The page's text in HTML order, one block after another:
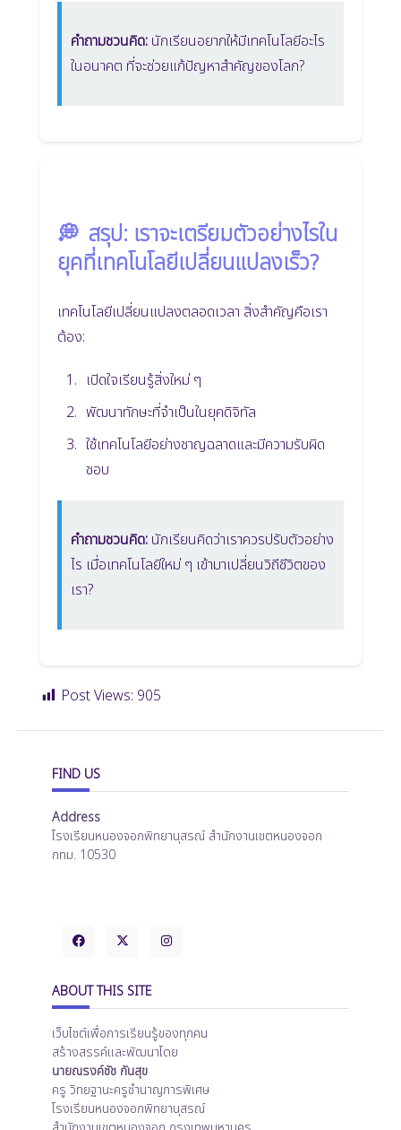
คำถามชวนคิด: นักเรียนอยากให้มีเทคโนโลยีอะไร
ในอนาคต ที่จะช่วยแก้ปัญหาสำคัญของโลก?
💭 สรุป: เราจะเตรียมตัวอย่างไรใน
ยุคที่เทคโนโลยีเปลี่ยนแปลงเร็ว?
เทคโนโลยีเปลี่ยนแปลงตลอดเวลา สิ่งสำคัญคือเรา
ต้อง:
เปิดใจเรียนรู้สิ่งใหม่ ๆ
พัฒนาทักษะที่จำเป็นในยุคดิจิทัล
ใช้เทคโนโลยีอย่างชาญฉลาดและมีความรับผิด
ชอบ
คำถามชวนคิด: นักเรียนคิดว่าเราควรปรับตัวอย่าง
ไร เมื่อเทคโนโลยีใหม่ ๆ เข้ามาเปลี่ยนวิถีชีวิตของ
เรา?
Post Views: 905
FIND US
Address
โรงเรียนหนองจอกพิทยานุสรณ์ สำนักงานเขตหนองจอก
กทม. 10530
ABOUT THIS SITE
เว็บไซต์เพื่อการเรียนรู้ของทุกคน
สร้างสรรค์และพัฒนาโดย
นายณรงค์ชัช กันสุข
ครู วิทยฐานะครูชำนาญการพิเศษ
โรงเรียนหนองจอกพิทยานุสรณ์